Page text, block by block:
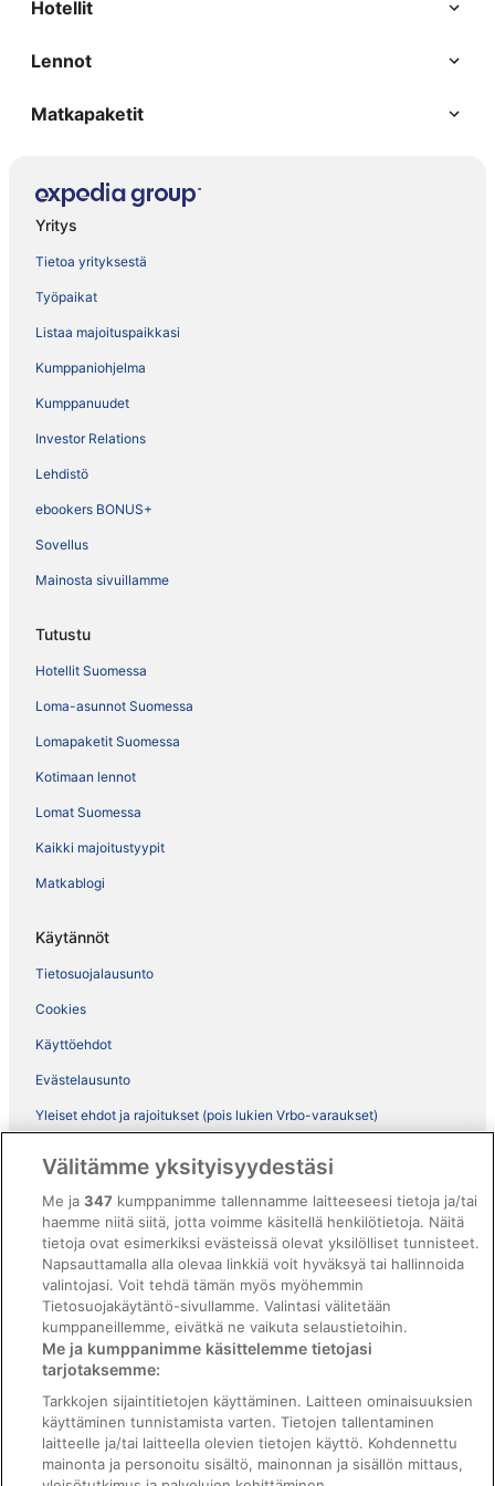
Hotellit
Lennot
Matkapaketit
Yritys
Tietoa yrityksestä
Työpaikat
Listaa majoituspaikkasi
Kumppaniohjelma
Kumppanuudet
Investor Relations
Lehdistö
ebookers BONUS+
Sovellus
Mainosta sivuillamme
Tutustu
Hotellit Suomessa
Loma-asunnot Suomessa
Lomapaketit Suomessa
Kotimaan lennot
Lomat Suomessa
Kaikki majoitustyypit
Matkablogi
Käytännöt
Tietosuojalausunto
Cookies
Käyttöehdot
Evästelausunto
Yleiset ehdot ja rajoitukset (pois lukien Vrbo-varaukset)
ebookers BONUS+ -ohjelman ehdot
Oikeudelliset tiedot / ota meihin yhteyttä
Sisältövaatimukset ja ilmoituksen tekeminen sisällöstä
Tuki
Ota yhteyttä
Varauksen muuttaminen tai peruuttaminen
Varaa lento lentoyhtiön hyvityskupongeilla
Välitämme yksityisyydestäsi
Me ja347 kumppanimme tallennamme laitteeseesi tietoja ja/tai
haemme niitä siitä, jotta voimme käsitellä henkilötietoja. Näitä
tietoja ovat esimerkiksi evästeissä olevat yksilölliset tunnisteet.
Napsauttamalla alla olevaa linkkiä voit hyväksyä tai hallinnoida
valintojasi. Voit tehdä tämän myös myöhemmin
Tietosuojakäytäntö-sivullamme. Valintasi välitetään
kumppaneillemme, eivätkä ne vaikuta selaustietoihin.
Me ja kumppanimme käsittelemme tietojasi
tarjotaksemme:
Tarkkojen sijaintitietojen käyttäminen. Laitteen ominaisuuksien
käyttäminen tunnistamista varten. Tietojen tallentaminen
laitteelle ja/tai laitteella olevien tietojen käyttö. Kohdennettu
mainonta ja personoitu sisältö, mainonnan ja sisällön mittaus,